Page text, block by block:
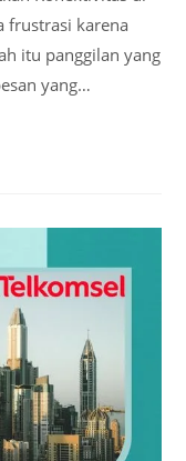
frustrasi karena
itu panggilan yang
yang…